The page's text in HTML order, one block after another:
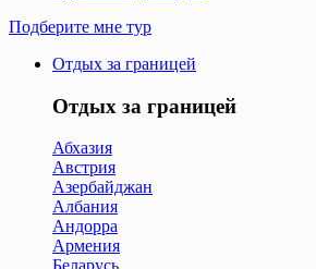
Подберите мне тур
Отдых за границей
Отдых за границей
Абхазия
Австрия
Азербайджан
Албания
Андорра
Армения